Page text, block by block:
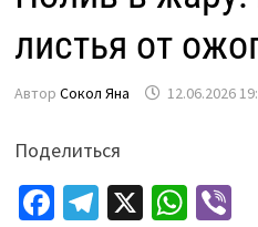
листья от
Автор Сокол Яна 12.06.2026
Поделиться
Fa Te X W Vi